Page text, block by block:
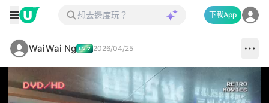
下載App
WaiWai Ng 2026/04/25